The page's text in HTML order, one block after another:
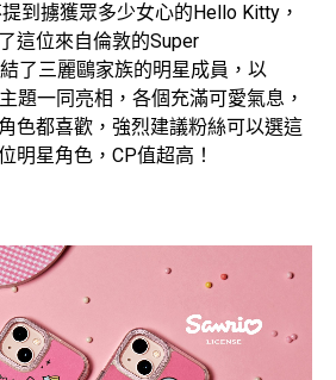
到擄獲眾多少女心的Hello Kitty，
這位來自倫敦的Super
了三麗鷗家族的明星成員，以
主題一同亮相，各個充滿可愛氣息，
色都喜歡，強烈建議粉絲可以選這
明星角色，CP值超高！